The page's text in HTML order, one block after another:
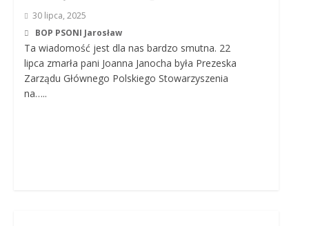
30 lipca, 2025
BOP PSONI Jarosław
Ta wiadomość jest dla nas bardzo smutna. 22
lipca zmarła pani Joanna Janocha była Prezeska
Zarządu Głównego Polskiego Stowarzyszenia
na…..